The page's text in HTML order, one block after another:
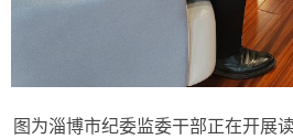
图为淄博市纪委监委干部正在开展